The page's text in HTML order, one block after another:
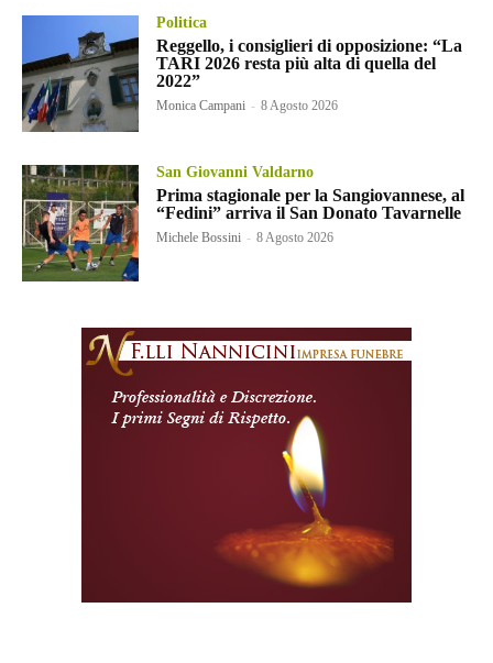
Politica
Reggello, i consiglieri di opposizione: “La
TARI 2026 resta più alta di quella del
2022”
Monica Campani - 8 Agosto 2026
San Giovanni Valdarno
Prima stagionale per la Sangiovannese, al
“Fedini” arriva il San Donato Tavarnelle
Michele Bossini - 8 Agosto 2026